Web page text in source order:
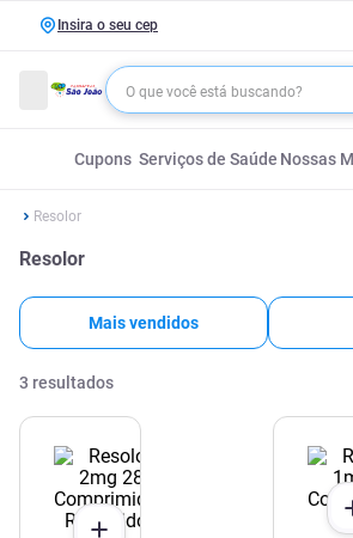
Insira o seu cep
Cupons Serviços de Saúde Nossas
Resolor
Resolor
Mais vendidos
3 resultados